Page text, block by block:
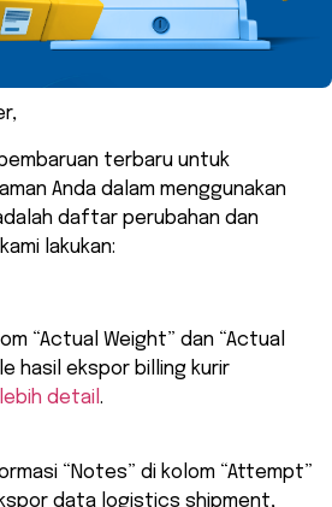
terbaru untuk
Anda dalam menggunakan
daftar perubahan dan
lakukan:
“Actual Weight” dan “Actual
hasil ekspor billing kurir
detail .
“Notes” di kolom “Attempt”
data logistics shipment,